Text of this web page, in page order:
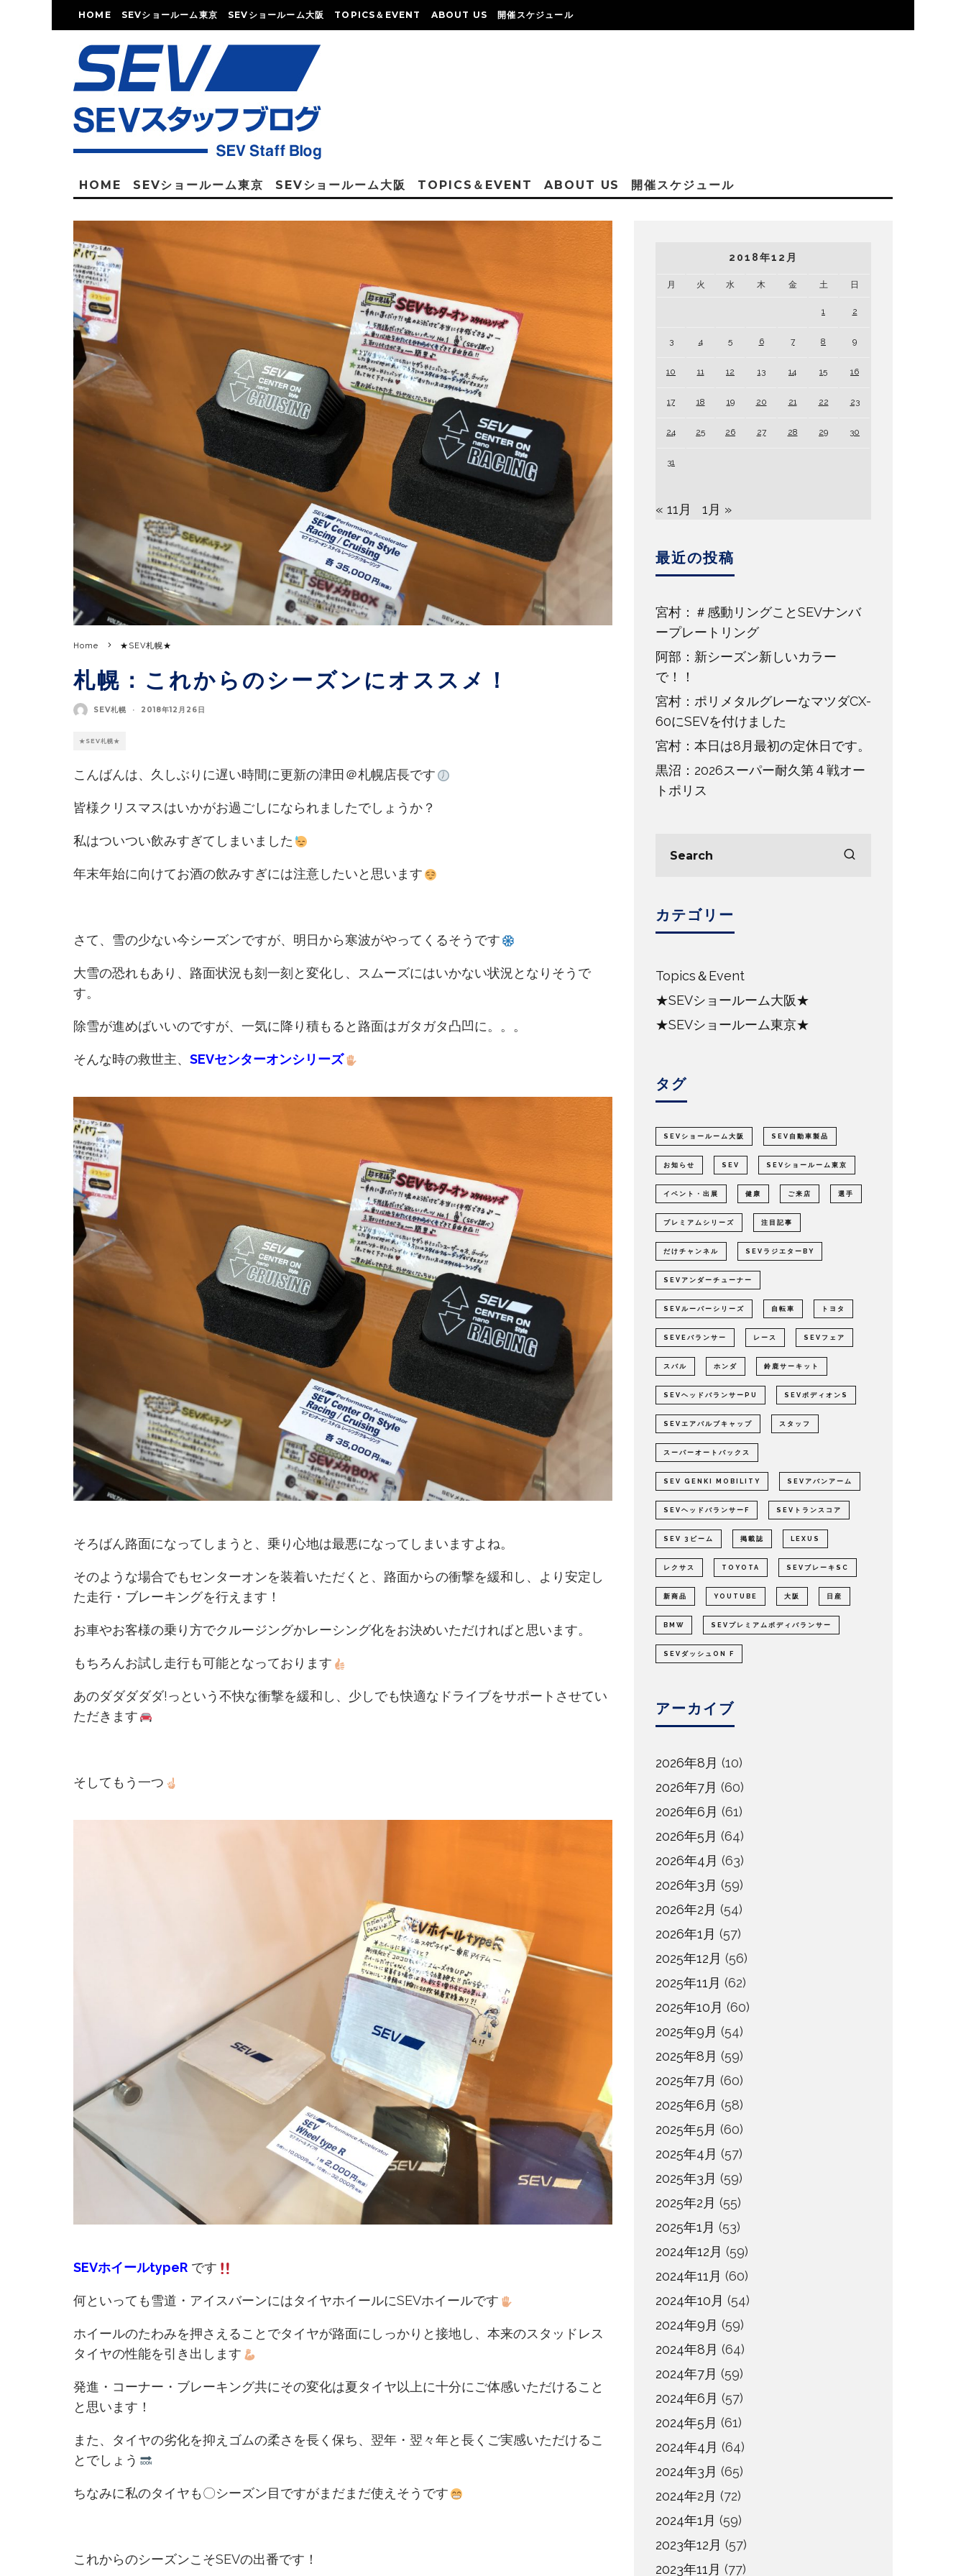
HOME SEVショールーム東京 SEVショールーム大阪 TOPICS＆EVENT ABOUT US 開催スケジュール
HOME SEVショールーム東京 SEVショールーム大阪 TOPICS＆EVENT ABOUT US 開催スケジュール
Home ★SEV札幌★
札幌：これからのシーズンにオススメ！
SEV札幌 · 2018年12月26日
★SEV札幌★
こんばんは、久しぶりに遅い時間に更新の津田＠札幌店長です
皆様クリスマスはいかがお過ごしになられましたでしょうか？
私はついつい飲みすぎてしまいました
年末年始に向けてお酒の飲みすぎには注意したいと思います
さて、雪の少ない今シーズンですが、明日から寒波がやってくるそうです
大雪の恐れもあり、路面状況も刻一刻と変化し、スムーズにはいかない状況となりそうで
す。
除雪が進めばいいのですが、一気に降り積もると路面はガタガタ凸凹に。。。
そんな時の救世主、 SEVセンターオンシリーズ
そろばん路面になってしまうと、乗り心地は最悪になってしまいますよね。
そのような場合でもセンターオンを装着いただくと、路面からの衝撃を緩和し、より安定し
た走行・ブレーキングを行えます！
お車やお客様の乗り方でクルージングかレーシング化をお決めいただければと思います。
もちろんお試し走行も可能となっております
あのダダダダダ!っという不快な衝撃を緩和し、少しでも快適なドライブをサポートさせてい
ただきます
そしてもう一つ
SEVホイールtypeR です
何といっても雪道・アイスバーンにはタイヤホイールにSEVホイールです
ホイールのたわみを押さえることでタイヤが路面にしっかりと接地し、本来のスタッドレス
タイヤの性能を引き出します
発進・コーナー・ブレーキング共にその変化は夏タイヤ以上に十分にご体感いただけること
と思います！
また、タイヤの劣化を抑えゴムの柔さを長く保ち、翌年・翌々年と長くご実感いただけるこ
とでしょう
ちなみに私のタイヤも〇シーズン目ですがまだまだ使えそうです
これからのシーズンこそSEVの出番です！
2018年12月
月 火 水 木 金 土 日
1 2
3 4 5 6 7 8 9
10 11 12 13 14 15 16
17 18 19 20 21 22 23
24 25 26 27 28 29 30
31
« 11月 1月 »
最近の投稿
宮村：＃感動リングことSEVナンバ
ープレートリング
阿部：新シーズン新しいカラー
で！！
宮村：ポリメタルグレーなマツダCX-
60にSEVを付けました
宮村：本日は8月最初の定休日です。
黒沼：2026スーパー耐久第４戦オー
トポリス
カテゴリー
Topics＆Event
★SEVショールーム大阪★
★SEVショールーム東京★
タグ
SEVショールーム大阪 SEV自動車製品
お知らせ SEV SEVショールーム東京
イベント・出展 健康 ご来店 選手
プレミアムシリーズ 注目記事
だけチャンネル SEVラジエターBY
SEVアンダーチューナー
SEVルーパーシリーズ 自転車 トヨタ
SEVEバランサー レース SEVフェア
スバル ホンダ 鈴鹿サーキット
SEVヘッドバランサーPU SEVボディオンS
SEVエアバルブキャップ スタッフ
スーパーオートバックス
SEV GENKI MOBILITY SEVアバンアーム
SEVヘッドバランサーF SEVトランスコア
SEV 3ビーム 掲載誌 LEXUS
レクサス TOYOTA SEVブレーキSC
新商品 YOUTUBE 大阪 日産
BMW SEVプレミアムボディバランサー
SEVダッシュON F
アーカイブ
2026年8月 (10)
2026年7月 (60)
2026年6月 (61)
2026年5月 (64)
2026年4月 (63)
2026年3月 (59)
2026年2月 (54)
2026年1月 (57)
2025年12月 (56)
2025年11月 (62)
2025年10月 (60)
2025年9月 (54)
2025年8月 (59)
2025年7月 (60)
2025年6月 (58)
2025年5月 (60)
2025年4月 (57)
2025年3月 (59)
2025年2月 (55)
2025年1月 (53)
2024年12月 (59)
2024年11月 (60)
2024年10月 (54)
2024年9月 (59)
2024年8月 (64)
2024年7月 (59)
2024年6月 (57)
2024年5月 (61)
2024年4月 (64)
2024年3月 (65)
2024年2月 (72)
2024年1月 (59)
2023年12月 (57)
2023年11月 (77)